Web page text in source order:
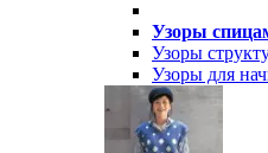
Узоры
Узоры
Узоры для